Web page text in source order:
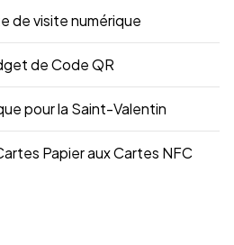
de visite numérique
de Code QR
pour la Saint-Valentin
Papier aux Cartes NFC